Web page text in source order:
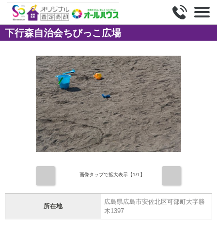
下行森自治会ちびっこ広場
画像タップで拡大表示【1/1】
所在地
広島県広島市安佐北区可部町大字勝
木1397